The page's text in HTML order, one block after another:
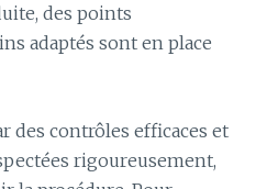
des points
adaptés sont en place
des contrôles efficaces et
rigoureusement,